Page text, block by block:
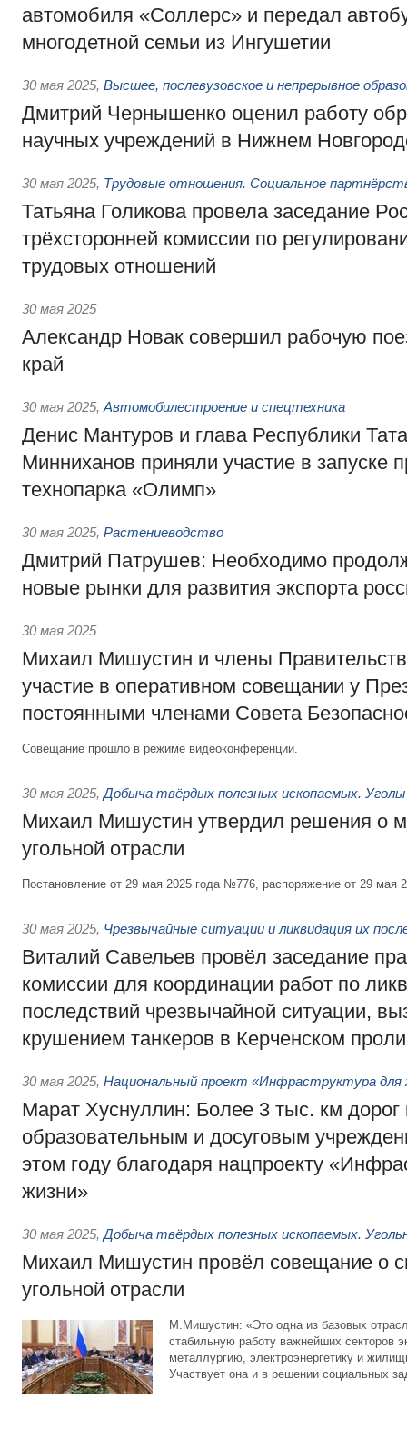
автомобиля «Соллерс» и передал
многодетной семьи из Ингушетии
30 мая 2025, Высшее, послевузовское и непрерывное
Дмитрий Чернышенко оценил работу
научных учреждений в Нижнем
30 мая 2025, Трудовые отношения. Социальное
Татьяна Голикова провела заседание
трёхсторонней комиссии по
трудовых отношений
30 мая 2025
Александр Новак совершил рабочую
край
30 мая 2025, Автомобилестроение и спецтехника
Денис Мантуров и глава Республики
Минниханов приняли участие в запуске
технопарка «Олимп»
30 мая 2025, Растениеводство
Дмитрий Патрушев: Необходимо
новые рынки для развития экспорта
30 мая 2025
Михаил Мишустин и члены
участие в оперативном совещании у
постоянными членами Совета
Совещание прошло в режиме видеоконференции.
30 мая 2025, Добыча твёрдых полезных ископаемых.
Михаил Мишустин утвердил решения о
угольной отрасли
Постановление от 29 мая 2025 года №776, распоряжение от 29 мая
30 мая 2025, Чрезвычайные ситуации и ликвидация их
Виталий Савельев провёл заседание
комиссии для координации работ по
последствий чрезвычайной ситуации,
крушением танкеров в Керченском
30 мая 2025, Национальный проект «Инфраструктура для
Марат Хуснуллин: Более 3 тыс. км дорог
образовательным и досуговым
этом году благодаря нацпроекту
жизни»
30 мая 2025, Добыча твёрдых полезных ископаемых.
Михаил Мишустин провёл совещание о
угольной отрасли
М.Мишустин: «Это одна из базовых
стабильную работу важнейших секторов
металлургию, электроэнергетику и
Участвует она и в решении социальных